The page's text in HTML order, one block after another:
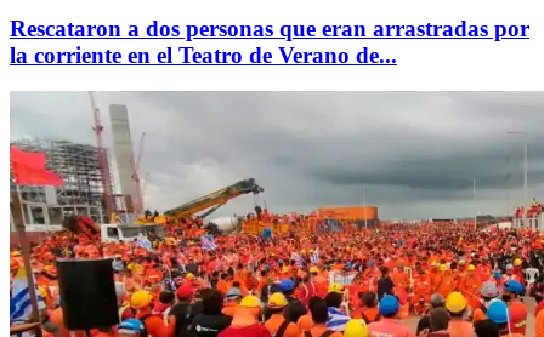
Rescataron a dos personas que eran arrastradas por
la corriente en el Teatro de Verano de...